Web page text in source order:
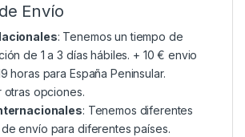
Envío
: Tenemos un tiempo de
de 1 a 3 días hábiles. + 10 € envio
horas para España Peninsular.
otras opciones.
: Tenemos diferentes
envío para diferentes países.